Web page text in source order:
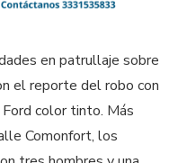
en patrullaje sobre
el reporte del robo con
color tinto. Más
Comonfort, los